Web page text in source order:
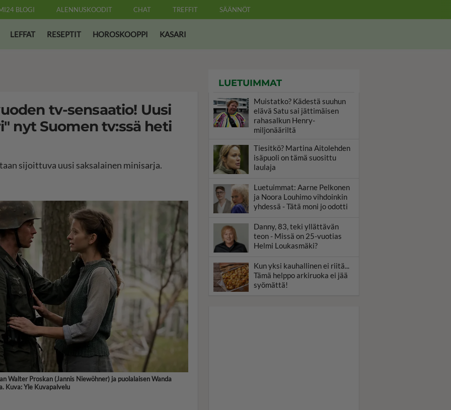
BLOGI ALENNUSKOODIT CHAT TREFFIT SÄÄNNÖT
LEFFAT RESEPTIT HOROSKOOPPI KASARI
tv-sensaatio! Uusi
nyt Suomen tv:ssä heti
sijoittuva uusi saksalainen minisarja.
Walter Proskan (Jannis Niewöhner) ja puolalaisen Wanda
Kuva: Yle Kuvapalvelu
LUETUIMMAT
Muistatko? Kädestä suuhun
elävä Satu sai jättimäisen
rahasalkun Henry-
miljonääriltä
Tiesitkö? Martina Aitolehden
isäpuoli on tämä suosittu
laulaja
Luetuimmat: Aarne Pelkonen
ja Noora Louhimo vihdoinkin
yhdessä - Tätä moni jo odotti
Danny, 83, teki yllättävän
teon - Missä on 25-vuotias
Helmi Loukasmäki?
Kun yksi kauhallinen ei riitä...
Tämä helppo arkiruoka ei jää
syömättä!